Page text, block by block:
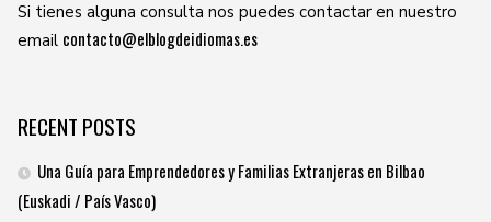
Si tienes alguna consulta nos puedes contactar en nuestro
email contacto@elblogdeidiomas.es
RECENT POSTS
Una Guía para Emprendedores y Familias Extranjeras en Bilbao
(Euskadi / País Vasco)